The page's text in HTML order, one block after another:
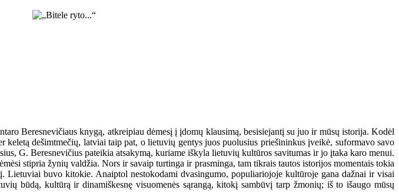
Beresnevičiaus knygą, atkreipiau dėmesį į įdomų klausimą, besisiejantį su juo ir mūsų istorija. Kodėl
dešimtmečių, latviai taip pat, o lietuvių gentys juos puolusius priešininkus įveikė, suformavo savo
G. Beresnevičius pateikia atsakymą, kuriame iškyla lietuvių kultūros savitumas ir jo įtaka karo menui.
stipria žynių valdžia. Nors ir savaip turtinga ir prasminga, tam tikrais tautos istorijos momentais tokia
buvo kitokie. Anaiptol nestokodami dvasingumo, populiariojoje kultūroje gana dažnai ir visai
būdą, kultūrą ir dinamiškesnę visuomenės sąrangą, kitokį sambūvį tarp žmonių; iš to išaugo mūsų